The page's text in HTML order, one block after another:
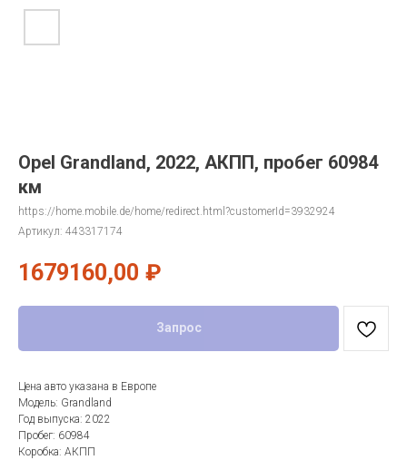
Opel Grandland, 2022, АКПП, пробег 60984
км
https://home.mobile.de/home/redirect.html?customerId=3932924
Артикул: 443317174
1679160,00 ₽
Запрос
Цена авто указана в Европе
Модель: Grandland
Год выпуска: 2022
Пробег: 60984
Коробка: АКПП